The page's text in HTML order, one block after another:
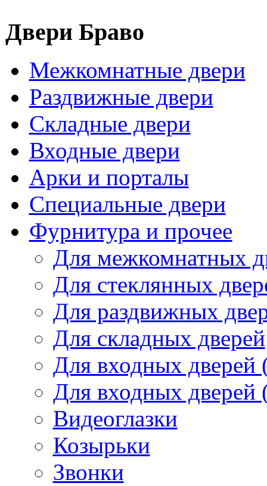
Двери Браво
Межкомнатные двери
Раздвижные двери
Складные двери
Входные двери
Арки и порталы
Специальные двери
Фурнитура и прочее
Для межкомнатных
Для стеклянных
Для раздвижных
Для складных дверей
Для входных дверей
Для входных
Видеоглазки
Козырьки
Звонки